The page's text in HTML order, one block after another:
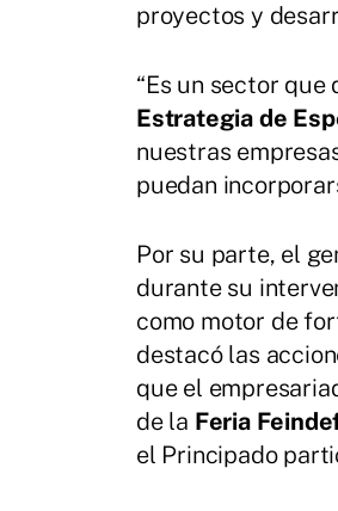
proyectos y
“Es un sector
Estrategia de
nuestras
puedan
Por su parte, el
durante su
como motor de
destacó las
que el
de la Feria
el Principado